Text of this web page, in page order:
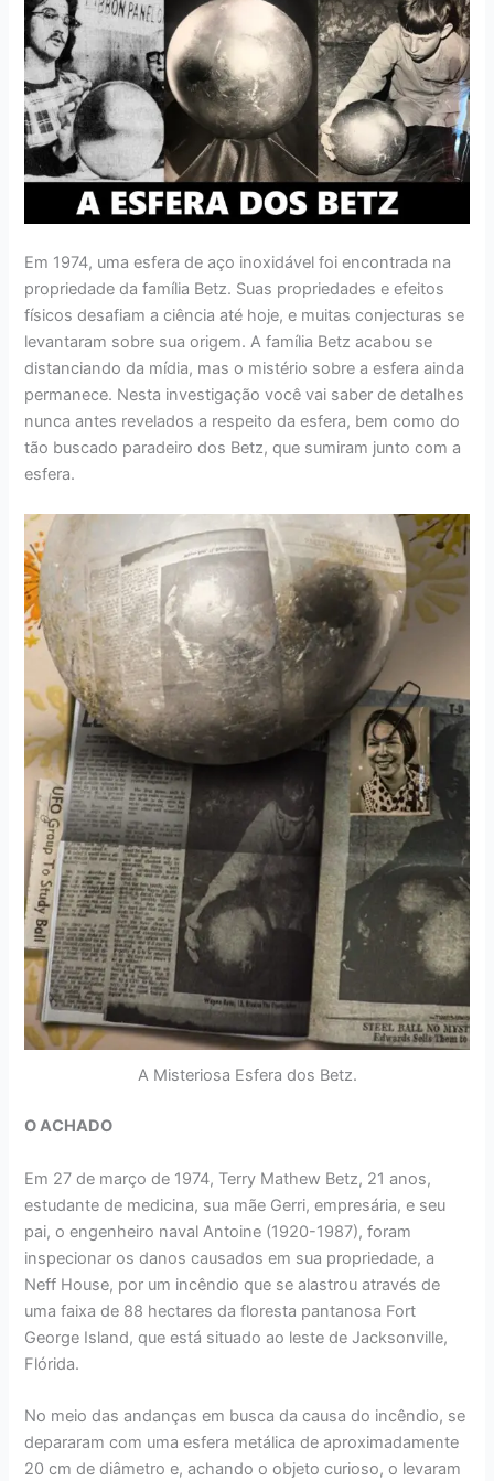
Em 1974, uma esfera de aço inoxidável foi encontrada na
propriedade da família Betz. Suas propriedades e efeitos
físicos desafiam a ciência até hoje, e muitas conjecturas se
levantaram sobre sua origem. A família Betz acabou se
distanciando da mídia, mas o mistério sobre a esfera ainda
permanece. Nesta investigação você vai saber de detalhes
nunca antes revelados a respeito da esfera, bem como do
tão buscado paradeiro dos Betz, que sumiram junto com a
esfera.
A Misteriosa Esfera dos Betz.
O ACHADO
Em 27 de março de 1974, Terry Mathew Betz, 21 anos,
estudante de medicina, sua mãe Gerri, empresária, e seu
pai, o engenheiro naval Antoine (1920-1987), foram
inspecionar os danos causados em sua propriedade, a
Neff House, por um incêndio que se alastrou através de
uma faixa de 88 hectares da floresta pantanosa Fort
George Island, que está situado ao leste de Jacksonville,
Flórida.
No meio das andanças em busca da causa do incêndio, se
depararam com uma esfera metálica de aproximadamente
20 cm de diâmetro e, achando o objeto curioso, o levaram